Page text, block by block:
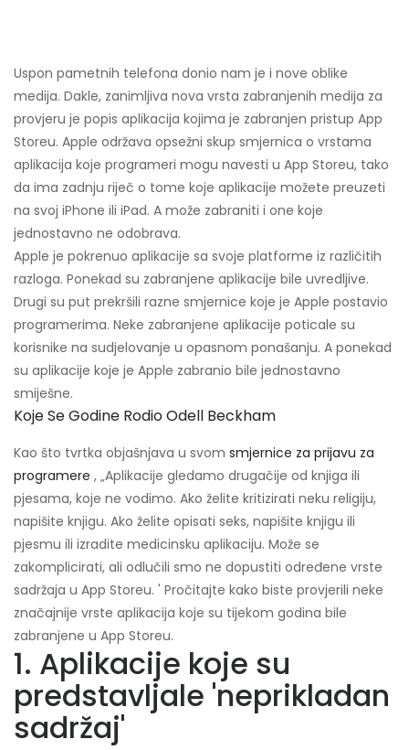
Uspon pametnih telefona donio nam je i nove oblike
medija. Dakle, zanimljiva nova vrsta zabranjenih medija za
provjeru je popis aplikacija kojima je zabranjen pristup App
Storeu. Apple održava opsežni skup smjernica o vrstama
aplikacija koje programeri mogu navesti u App Storeu, tako
da ima zadnju riječ o tome koje aplikacije možete preuzeti
na svoj iPhone ili iPad. A može zabraniti i one koje
jednostavno ne odobrava.
Apple je pokrenuo aplikacije sa svoje platforme iz različitih
razloga. Ponekad su zabranjene aplikacije bile uvredljive.
Drugi su put prekršili razne smjernice koje je Apple postavio
programerima. Neke zabranjene aplikacije poticale su
korisnike na sudjelovanje u opasnom ponašanju. A ponekad
su aplikacije koje je Apple zabranio bile jednostavno
smiješne.
Koje Se Godine Rodio Odell Beckham
Kao što tvrtka objašnjava u svom smjernice za prijavu za
programere , „Aplikacije gledamo drugačije od knjiga ili
pjesama, koje ne vodimo. Ako želite kritizirati neku religiju,
napišite knjigu. Ako želite opisati seks, napišite knjigu ili
pjesmu ili izradite medicinsku aplikaciju. Može se
zakomplicirati, ali odlučili smo ne dopustiti određene vrste
sadržaja u App Storeu. ' Pročitajte kako biste provjerili neke
značajnije vrste aplikacija koje su tijekom godina bile
zabranjene u App Storeu.
1. Aplikacije koje su
predstavljale 'neprikladan
sadržaj'